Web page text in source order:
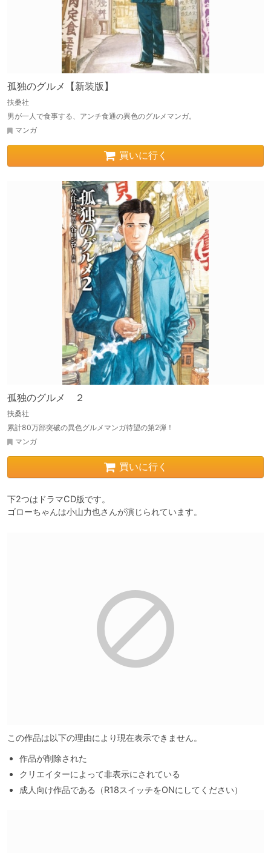
孤独のグルメ【新装版】
扶桑社
男が一人で食事する、アンチ食通の異色のグルメマンガ。
マンガ
買いに行く
孤独のグルメ ２
扶桑社
累計80万部突破の異色グルメマンガ待望の第2弾！
マンガ
買いに行く
下2つはドラマCD版です。
ゴローちゃんは小山力也さんが演じられています。
この作品は以下の理由により現在表示できません。
作品が削除された
クリエイターによって非表示にされている
成人向け作品である（R18スイッチをONにしてください）